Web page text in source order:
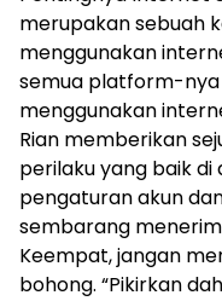
merupakan sebuah
menggunakan
semua platform-
menggunakan
Rian memberikan
perilaku yang baik di
pengaturan akun
sembarang
Keempat, jangan
bohong. “Pikirkan